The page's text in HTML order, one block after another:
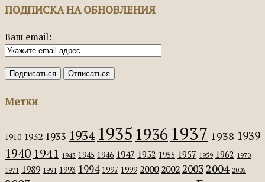
ПОДПИСКА НА ОБНОВЛЕНИЯ
Ваш email:
Метки
1910 1932 1933 1934 1935 1936 1937 1938 1939
1940 1941 1943 1945 1946 1947 1952 1955 1957 1959 1962 1970
1971 1989 1991 1993 1994 1997 1999 2000 2002 20032004 2005